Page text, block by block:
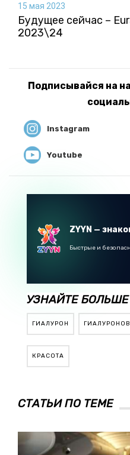
15 мая 2023
Будущее сейчас –
2023\24
Подписывайся на
Instagram
Youtube
УЗНАЙТЕ
ГИАЛУРОН
КРАСОТА
СТАТЬИ ПО ТЕМЕ